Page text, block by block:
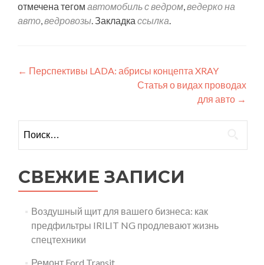
отмечена тегом автомобиль с ведром,ведерко на
авто,ведровозы. Закладка ссылка.
Навигация
записям
← Перспективы LADA: абрисы концепта XRAY
Статья о видах проводах
для авто →
СВЕЖИЕ ЗАПИСИ
Воздушный щит для вашего бизнеса: как
предфильтры IRILIT NG продлевают жизнь
спецтехники
Ремонт Ford Transit